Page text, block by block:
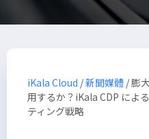
iKala Cloud /新聞媒體 /膨
用するか？iKala CDP によ
ティング戦略